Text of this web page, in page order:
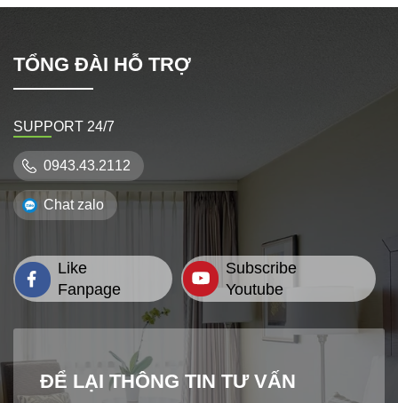
TỔNG ĐÀI HỖ TRỢ
SUPPORT 24/7
0943.43.2112
Chat zalo
Like
Fanpage
Subscribe
Youtube
ĐỂ LẠI THÔNG TIN TƯ VẤN